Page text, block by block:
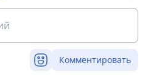
Комментировать